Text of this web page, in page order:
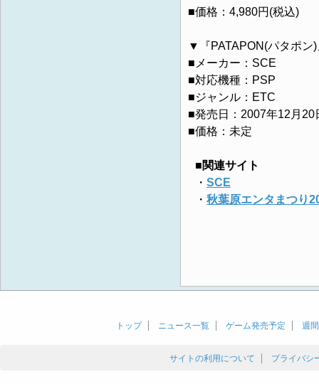
■価格：4,980円(税込)
▼『PATAPON(パタポン)
■メーカー：SCE
■対応機種：PSP
■ジャンル：ETC
■発売日：2007年12月20
■価格：未定
■関連サイト
・ SCE
・ 秋葉原エンタまつり
トップ ニュース一覧 ゲーム発売予定 週
サイトの利用について プライバシ